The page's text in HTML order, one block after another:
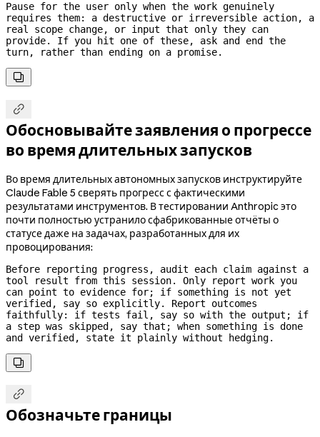
Pause for the user only when the work genuinely
requires them: a destructive or irreversible action, a
real scope change, or input that only they can
provide. If you hit one of these, ask and end the
turn, rather than ending on a promise.


Обосновывайте заявления о прогрессе
во время длительных запусков
Во время длительных автономных запусков инструктируйте
Claude Fable 5 сверять прогресс с фактическими
результатами инструментов. В тестировании Anthropic это
почти полностью устранило сфабрикованные отчёты о
статусе даже на задачах, разработанных для их
провоцирования:
Before reporting progress, audit each claim against a
tool result from this session. Only report work you
can point to evidence for; if something is not yet
verified, say so explicitly. Report outcomes
faithfully: if tests fail, say so with the output; if
a step was skipped, say that; when something is done
and verified, state it plainly without hedging.


Обозначьте границы